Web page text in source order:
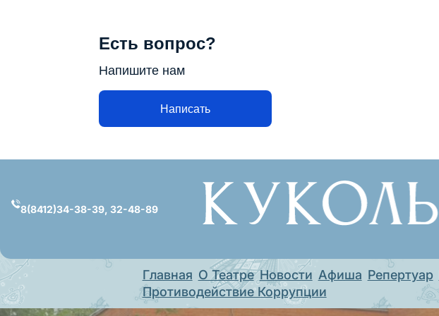
Есть вопрос?
Напишите нам
Написать
содержимому
8(8412)34-38-39, 32-48-89
Главная О Театре Новости Афиша Репертуар
Противодействие Коррупции